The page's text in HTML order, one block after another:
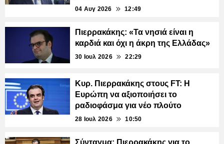
04 Αυγ 2026 12:49
Πιερρακάκης: «Τα νησιά είναι η
καρδιά και όχι η άκρη της Ελλάδας»
30 Ιουλ 2026 22:29
Κυρ. Πιερρακάκης στους FT: Η
Ευρώπη να αξιοποιήσει το
ραδιοφάσμα για νέο πλούτο
28 Ιουλ 2026 10:50
Σύνταγμα: Πιερρακάκης για το